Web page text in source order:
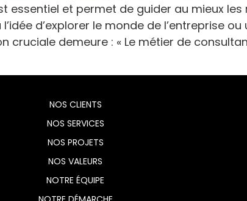
essentiel et permet de guider au mieux
d’explorer le monde de l’entreprise
cruciale demeure : « Le métier de
NOS CLIENTS
NOS SERVICES
NOS PROJETS
NOS VALEURS
NOTRE ÉQUIPE